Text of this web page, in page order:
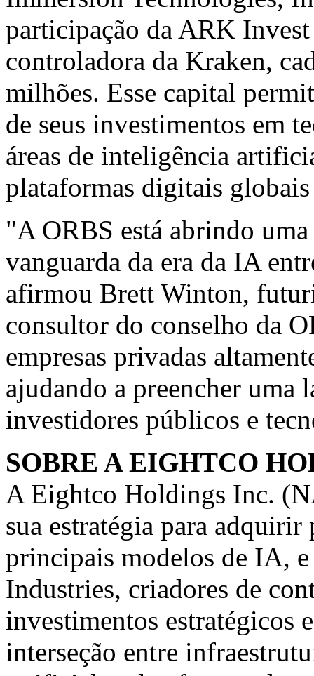
participação da ARK
controladora da Kraken,
milhões. Esse capital
de seus investimentos em
áreas de inteligência
plataformas digitais
"A ORBS está abrindo uma
vanguarda da era da IA
afirmou Brett Winton,
consultor do conselho da
empresas privadas
ajudando a preencher uma
investidores públicos e
SOBRE A EIGHTCO
A Eightco Holdings Inc.
sua estratégia para
principais modelos de IA,
Industries, criadores de
investimentos estratégicos
interseção entre